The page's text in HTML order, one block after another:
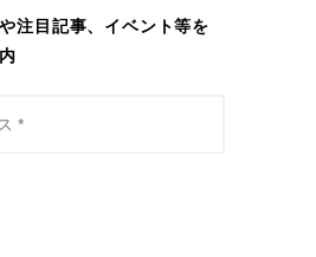
注目記事、イベント等を